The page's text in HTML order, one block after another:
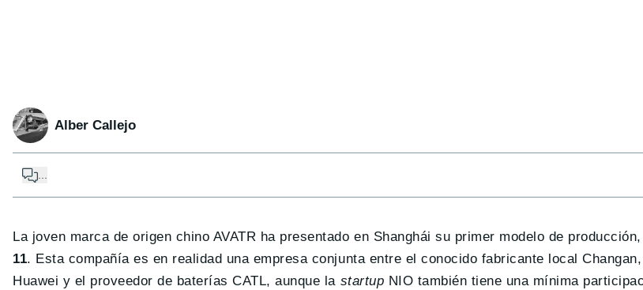
Alber Callejo
...
La joven marca de origen chino AVATR ha presentado en Shanghái su primer modelo de
11. Esta compañía es en realidad una empresa conjunta entre el conocido fabricante local
Huawei y el proveedor de baterías CATL, aunque la startup NIO también tiene una mínima